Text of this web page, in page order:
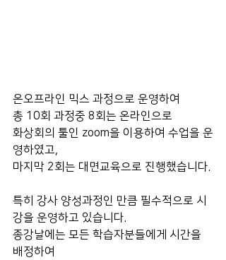
온오프라인 믹스 과정으로 운영하여
총 10회 과정중 8회는 온라인으로
화상회의 툴인 zoom을 이용하여 수업을 운
영하였고,
마지막 2회는 대면교육으로 진행했습니다.
특히 강사 양성과정인 만큼 필수적으로 시
강을 운영하고 있습니다.
종강날에는 모든 학습자분들에게 시간을
배정하여